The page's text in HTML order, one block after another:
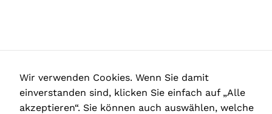
Wir verwenden Cookies. Wenn Sie damit
einverstanden sind, klicken Sie einfach auf „Alle
akzeptieren“. Sie können auch auswählen, welche